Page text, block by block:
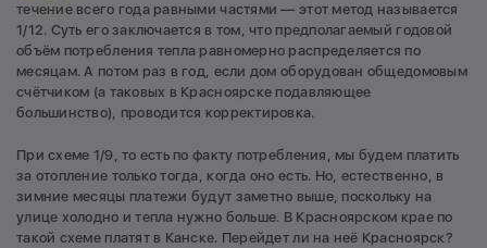
течение всего года равными частями — этот метод называется
1/12. Суть его заключается в том, что предполагаемый годовой
объём потребления тепла равномерно распределяется по
месяцам. А потом раз в год, если дом оборудован общедомовым
счётчиком (а таковых в Красноярске подавляющее
большинство), проводится корректировка.
При схеме 1/9, то есть по факту потребления, мы будем платить
за отопление только тогда, когда оно есть. Но, естественно, в
зимние месяцы платежи будут заметно выше, поскольку на
улице холодно и тепла нужно больше. В Красноярском крае по
такой схеме платят в Канске. Перейдет ли на неё Красноярск?